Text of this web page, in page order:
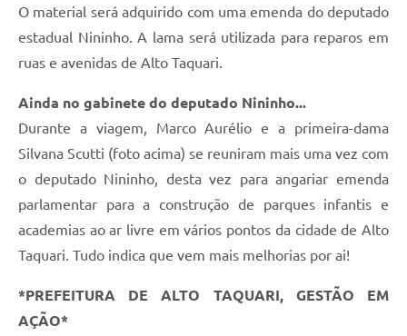
O material será adquirido com uma emenda do deputado
estadual Nininho. A lama será utilizada para reparos em
ruas e avenidas de Alto Taquari.
Ainda no gabinete do deputado Nininho...
Durante a viagem, Marco Aurélio e a primeira-dama
Silvana Scutti (foto acima) se reuniram mais uma vez com
o deputado Nininho, desta vez para angariar emenda
parlamentar para a construção de parques infantis e
academias ao ar livre em vários pontos da cidade de Alto
Taquari. Tudo indica que vem mais melhorias por ai!
*PREFEITURA DE ALTO TAQUARI, GESTÃO EM
AÇÃO*